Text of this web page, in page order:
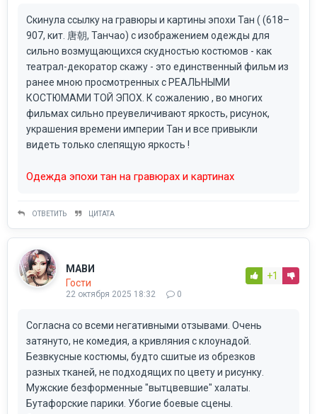
Скинула ссылку на гравюры и картины эпохи Тан ( (618–
907, кит. 唐朝, Танчао) с изображением одежды для
сильно возмущающихся скудностью костюмов - как
театрал-декоратор скажу - это единственный фильм из
ранее мною просмотренных с РЕАЛЬНЫМИ
КОСТЮМАМИ ТОЙ ЭПОХ. К сожалению , во многих
фильмах сильно преувеличивают яркость, рисунок,
украшения времени империи Тан и все привыкли
видеть только слепящую яркость !
Одежда эпохи тан на гравюрах и картинах
ОТВЕТИТЬ ЦИТАТА
МАВИ
Гости
22 октября 2025 18:32 0
+1
Согласна со всеми негативными отзывами. Очень
затянуто, не комедия, а кривляния с клоунадой.
Безвкусные костюмы, будто сшитые из обрезков
разных тканей, не подходящих по цвету и рисунку.
Мужские безформенные "вытцвевшие" халаты.
Бутафорские парики. Убогие боевые сцены.